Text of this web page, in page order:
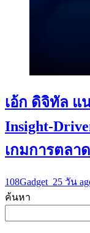
เอ้ก ดิจิทัล แ
Insight-
เกมการตลาด
108Gadget_25 วัน
ค้นหา